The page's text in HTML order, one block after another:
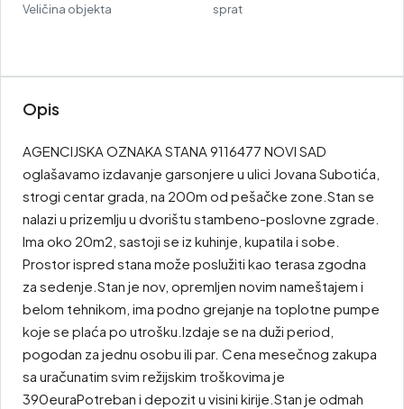
Veličina objekta sprat
Opis
AGENCIJSKA OZNAKA STANA 9116477 NOVI SAD
oglašavamo izdavanje garsonjere u ulici Jovana Subotića,
strogi centar grada, na 200m od pešačke zone.Stan se
nalazi u prizemlju u dvorištu stambeno-poslovne zgrade.
Ima oko 20m2, sastoji se iz kuhinje, kupatila i sobe.
Prostor ispred stana može poslužiti kao terasa zgodna
za sedenje.Stan je nov, opremljen novim nameštajem i
belom tehnikom, ima podno grejanje na toplotne pumpe
koje se plaća po utrošku.Izdaje se na duži period,
pogodan za jednu osobu ili par. Cena mesečnog zakupa
sa uračunatim svim režijskim troškovima je
390euraPotreban i depozit u visini kirije.Stan je odmah